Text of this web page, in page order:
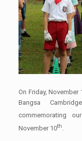
On Friday, November
Bangsa
commemorating
November 10th